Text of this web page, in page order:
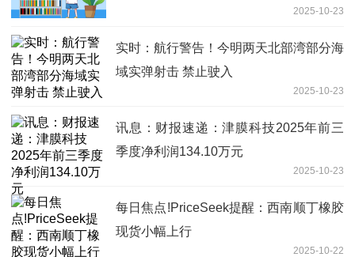
2025-10-23
实时：航行警告！今明两天北部湾部分海
域实弹射击 禁止驶入
2025-10-23
讯息：财报速递：津膜科技2025年前三
季度净利润134.10万元
2025-10-23
每日焦点!PriceSeek提醒：西南顺丁橡胶
现货小幅上行
2025-10-22